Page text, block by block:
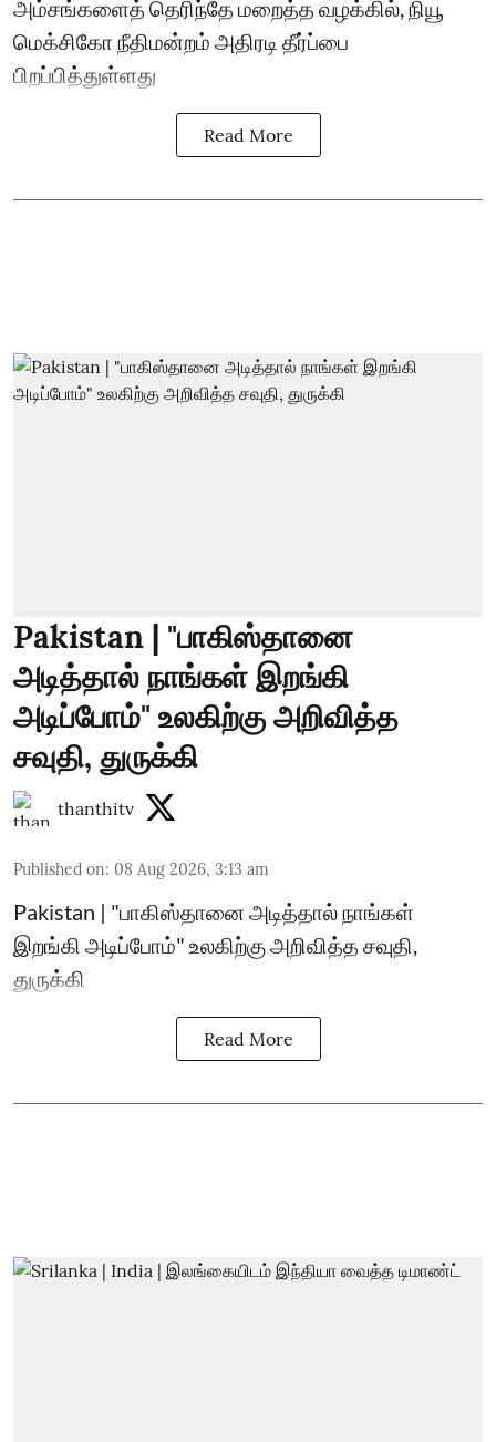
அம்சங்களைத் தெரிந்தே மறைத்த வழக்கில், நியூ
மெக்சிகோ நீதிமன்றம் அதிரடி தீர்ப்பை
பிறப்பித்துள்ளது
Read More
Pakistan | "பாகிஸ்தானை
அடித்தால் நாங்கள் இறங்கி
அடிப்போம்" உலகிற்கு அறிவித்த
சவுதி, துருக்கி
thanthitv
Published on: 08 Aug 2026, 3:13 am
Pakistan | "பாகிஸ்தானை அடித்தால் நாங்கள்
இறங்கி அடிப்போம்" உலகிற்கு அறிவித்த சவுதி,
துருக்கி
Read More